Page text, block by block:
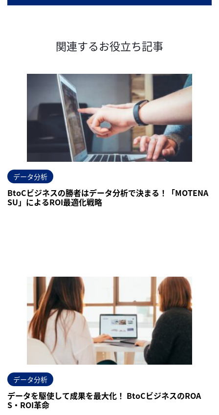
関連するお役立ち記事
データ分析
BtoCビジネスの勝者はデータ分析で決まる！「MOTENA
SU」によるROI最適化戦略
データ分析
データを駆使して成果を最大化！ BtoCビジネスのROA
S・ROI革命